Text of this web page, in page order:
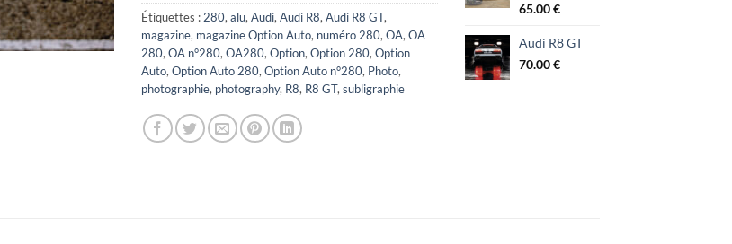
Étiquettes : 280, alu, Audi, Audi R8, Audi R8 GT,
magazine, magazine Option Auto, numéro 280, OA, OA
280, OA n°280, OA280, Option, Option 280, Option
Auto, Option Auto 280, Option Auto n°280, Photo,
photographie, photography, R8, R8 GT, subligraphie
65.00€
Audi R8 GT
70.00€